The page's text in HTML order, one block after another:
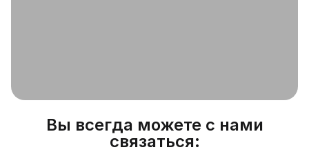
Вы всегда можете с нами
связаться: